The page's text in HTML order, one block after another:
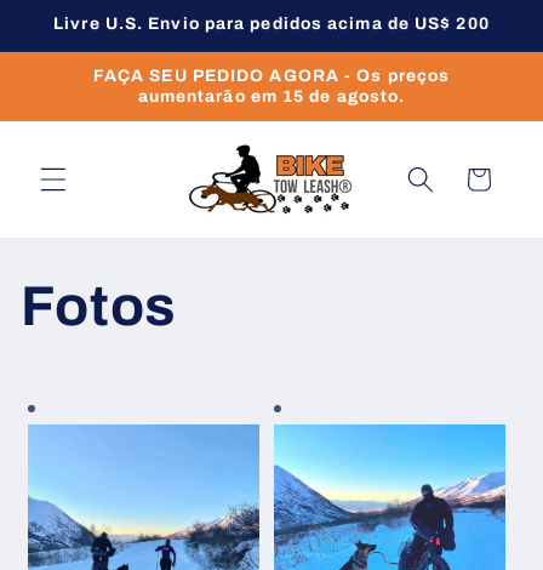
para o
conteúdo
Livre U.S. Envio para pedidos acima de US$ 200
FAÇA SEU PEDIDO AGORA - Os preços
aumentarão em 15 de agosto.
Carrinho
Fotos